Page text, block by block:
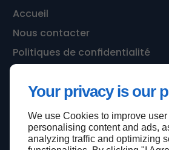
Your privacy is our
We use Cookies to improve
personalising content and ads,
analyzing traffic and optimizing
Accueil
Nous contacter
Politiques de confidentialité
Haut de